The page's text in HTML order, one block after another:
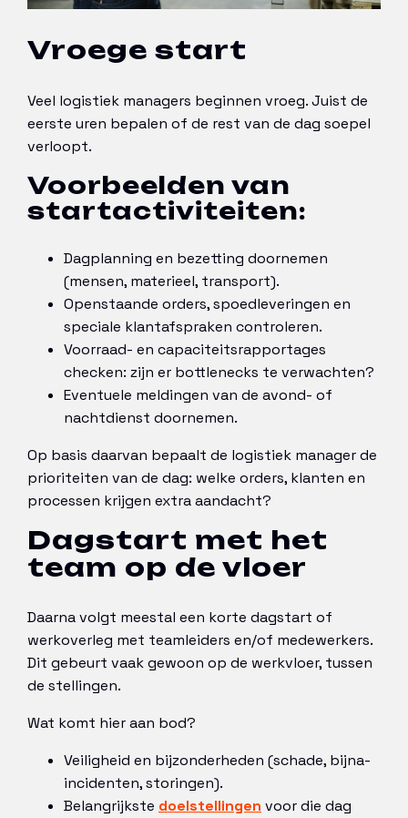
Vroege start
Veel logistiek managers beginnen vroeg. Juist de
eerste uren bepalen of de rest van de dag soepel
verloopt.
Voorbeelden van
startactiviteiten:
Dagplanning en bezetting doornemen
(mensen, materieel, transport).
Openstaande orders, spoedleveringen en
speciale klantafspraken controleren.
Voorraad- en capaciteitsrapportages
checken: zijn er bottlenecks te verwachten?
Eventuele meldingen van de avond- of
nachtdienst doornemen.
Op basis daarvan bepaalt de logistiek manager de
prioriteiten van de dag: welke orders, klanten en
processen krijgen extra aandacht?
Dagstart met het
team op de vloer
Daarna volgt meestal een korte dagstart of
werkoverleg met teamleiders en/of medewerkers.
Dit gebeurt vaak gewoon op de werkvloer, tussen
de stellingen.
Wat komt hier aan bod?
Veiligheid en bijzonderheden (schade, bijna-
incidenten, storingen).
Belangrijkste doelstellingen voor die dag